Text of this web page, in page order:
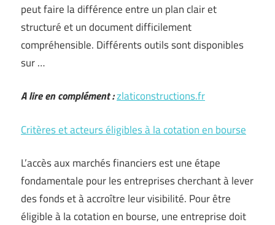
peut faire la différence entre un plan clair et
structuré et un document difficilement
compréhensible. Différents outils sont disponibles
sur …
A lire en complément :zlaticonstructions.fr
Critères et acteurs éligibles à la cotation en bourse
L’accès aux marchés financiers est une étape
fondamentale pour les entreprises cherchant à lever
des fonds et à accroître leur visibilité. Pour être
éligible à la cotation en bourse, une entreprise doit